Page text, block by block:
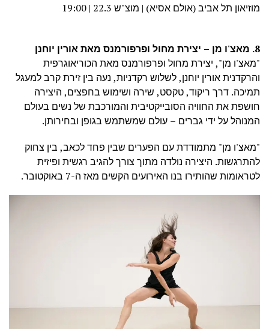
מוזיאון תל אביב (אולם אסיא) | מוצ"ש 22.3 | 19:00
8. מאצ'ו מן – יצירת מחול ופרפורמנס מאת אורין יוחנן
"מאצ'ו מן", יצירת מחול ופרפורמנס מאת הכוריאוגרפית
והרקדנית אורין יוחנן, לשלוש רקדניות, נעה בין זירת קרב למעגל
תמיכה. דרך ריקוד, טקסט, שירה ושימוש בחפצים, היצירה
חושפת את החוויה הסובייקטיבית והמורכבת של נשים בעולם
המנוהל על ידי גברים – עולם שמשתמש בגופן ובחירותן.
"מאצ'ו מן" מתמודדת עם הפערים שבין פחד לכאב, בין צחוק
להתרגשות. היצירה נולדה מתוך צורך להגיב רגשית ופיזית
לטראומות שהותירו בנו האירועים הקשים מאז ה-7 באוקטובר.